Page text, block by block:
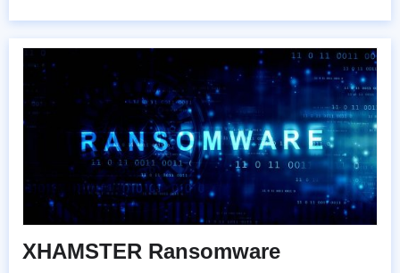
XHAMSTER Ransomware